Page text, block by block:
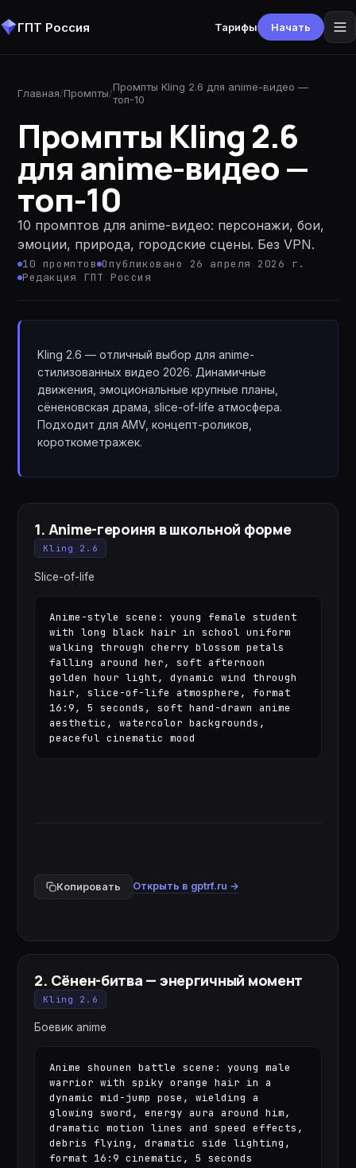
ГПТ Россия Тарифы Начать
Главная/Промпты/Промпты Kling 2.6 для anime-видео —
топ-10
Промпты Kling 2.6
для anime-видео —
топ-10
10 промптов для anime-видео: персонажи, бои,
эмоции, природа, городские сцены. Без VPN.
10 промптов Опубликовано 26 апреля 2026 г.
Редакция ГПТ Россия
Kling 2.6 — отличный выбор для anime-
стилизованных видео 2026. Динамичные
движения, эмоциональные крупные планы,
сёненовская драма, slice-of-life атмосфера.
Подходит для AMV, концепт-роликов,
короткометражек.
1. Anime-героиня в школьной форме
Kling 2.6
Slice-of-life
Anime-style scene: young female student
with long black hair in school uniform
walking through cherry blossom petals
falling around her, soft afternoon
golden hour light, dynamic wind through
hair, slice-of-life atmosphere, format
16:9, 5 seconds, soft hand-drawn anime
aesthetic, watercolor backgrounds,
peaceful cinematic mood
Копировать Открыть в gptrf.ru →
2. Сёнен-битва — энергичный момент
Kling 2.6
Боевик anime
Anime shounen battle scene: young male
warrior with spiky orange hair in a
dynamic mid-jump pose, wielding a
glowing sword, energy aura around him,
dramatic motion lines and speed effects,
debris flying, dramatic side lighting,
format 16:9 cinematic, 5 seconds